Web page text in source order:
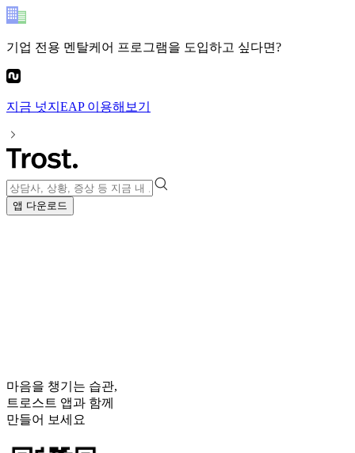
기업 전용 멘탈케어 프로그램을 도입하고 싶다면?
지금 넛지EAP이용해보기
앱 다운로드
마음을 챙기는 습관,
트로스트 앱과 함께
만들어 보세요